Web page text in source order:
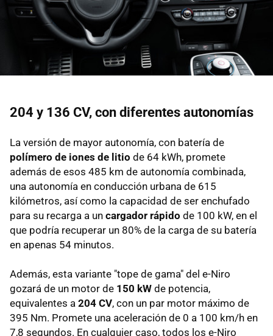
204 y 136 CV, con diferentes autonomías
La versión de mayor autonomía, con batería de
polímero de iones de litio de 64 kWh, promete
además de esos 485 km de autonomía combinada,
una autonomía en conducción urbana de 615
kilómetros, así como la capacidad de ser enchufado
para su recarga a un cargador rápido de 100 kW, en el
que podría recuperar un 80% de la carga de su batería
en apenas 54 minutos.
Además, esta variante "tope de gama" del e-Niro
gozará de un motor de 150 kW de potencia,
equivalentes a 204 CV, con un par motor máximo de
395 Nm. Promete una aceleración de 0 a 100 km/h en
7,8 segundos. En cualquier caso, todos los e-Niro